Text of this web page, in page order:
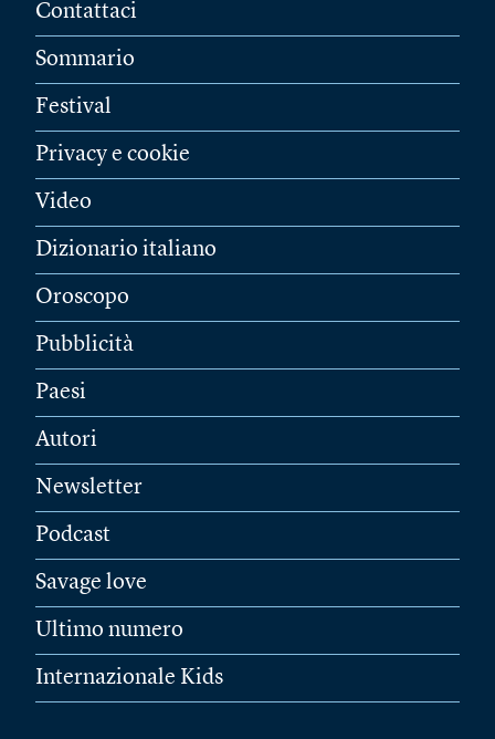
Contattaci
Sommario
Festival
Privacy e cookie
Video
Dizionario italiano
Oroscopo
Pubblicità
Paesi
Autori
Newsletter
Podcast
Savage love
Ultimo numero
Internazionale Kids